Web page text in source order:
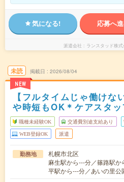
気になる! 応募へ
派遣会社 ランスタッド株
未読
NEW
掲載日 2026/08/04
【フルタイムじゃ働けな
や時短もOK＊ケアスタッ
職種未経験OK 交通費別途支給あり
WEB登録OK 派遣
勤務地
札幌市北区
麻生駅から---分／篠路駅
平駅から---分／あいの里公